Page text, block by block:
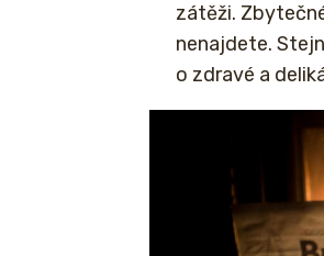
zátěži.
nenajdete.
o zdravé a